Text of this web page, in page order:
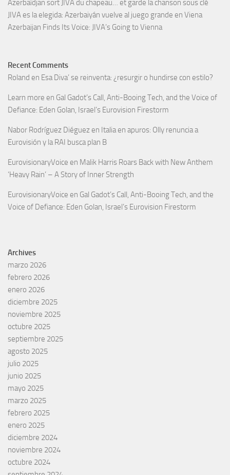
Azerbaïdjan sort JIVA du chapeau… et garde la chanson sous clé
JIVA es la elegida: Azerbaiyán vuelve al juego grande en Viena
Azerbaijan Finds Its Voice: JIVA’s Going to Vienna
Recent Comments
Roland en Esa Diva’ se reinventa: ¿resurgir o hundirse con estilo?
Learn more en Gal Gadot’s Call, Anti-Booing Tech, and the Voice of
Defiance: Eden Golan, Israel’s Eurovision Firestorm
Nabor Rodríguez Diéguez en Italia en apuros: Olly renuncia a
Eurovisión y la RAI busca plan B
EurovisionaryVoice en Malik Harris Roars Back with New Anthem
‘Heavy Rain’ – A Story of Inner Strength
EurovisionaryVoice en Gal Gadot’s Call, Anti-Booing Tech, and the
Voice of Defiance: Eden Golan, Israel’s Eurovision Firestorm
Archives
marzo 2026
febrero 2026
enero 2026
diciembre 2025
noviembre 2025
octubre 2025
septiembre 2025
agosto 2025
julio 2025
junio 2025
mayo 2025
marzo 2025
febrero 2025
enero 2025
diciembre 2024
noviembre 2024
octubre 2024